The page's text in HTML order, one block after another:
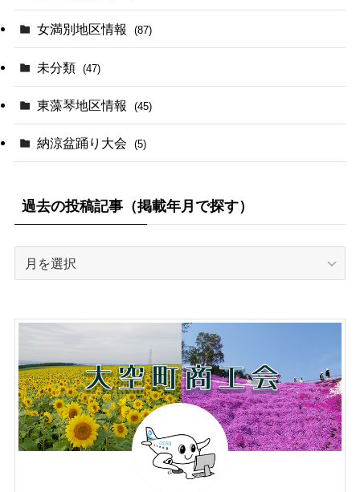
女満別地区情報 (87)
未分類 (47)
東藻琴地区情報 (45)
納涼盆踊り大会 (5)
過去の投稿記事（掲載年月で探す）
投
事
（掲
載
年
月